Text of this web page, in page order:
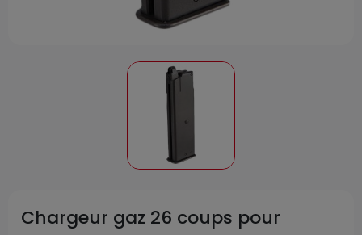
Chargeur gaz 26 coups pour